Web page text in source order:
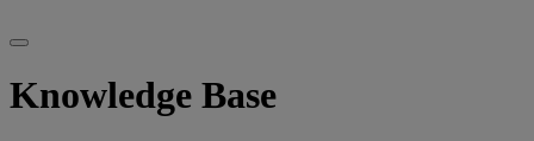
Knowledge Base